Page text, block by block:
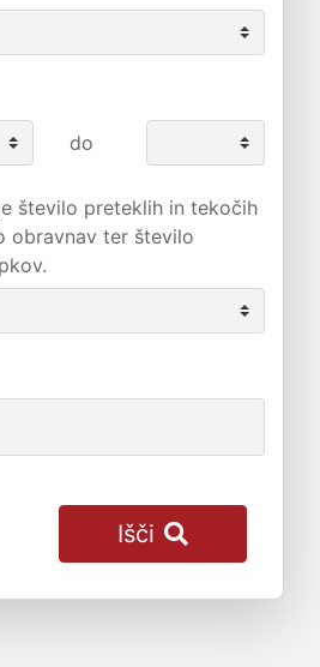
do
število preteklih in tekočih
obravnav ter število
Išči